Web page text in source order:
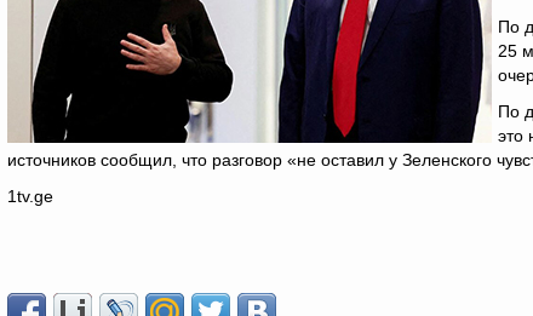
По
25
По
это
источников сообщил, что разговор «не оставил у Зеленского
1tv.ge